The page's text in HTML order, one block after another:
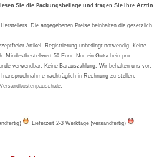
Sie die Packungsbeilage und fragen Sie Ihre Ärztin,
Die angegebenen Preise beinhalten die gesetzlich
Artikel. Registrierung unbedingt notwendig. Keine
Mindestbestellwert 50 Euro. Nur ein Gutschein pro
verwendbar. Keine Barauszahlung. Wir behalten uns vor,
nachträglich in Rechnung zu stellen.
Versandkostenpauschale
Lieferzeit 2-3 Werktage (versandfertig)